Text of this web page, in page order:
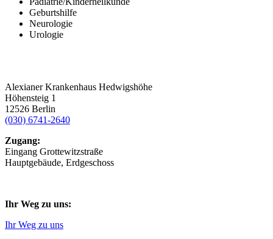
Geburtshilfe
Neurologie
Urologie
Alexianer Krankenhaus Hedwigshöhe
Höhensteig 1
12526 Berlin
(030) 6741-2640
Zugang:
Eingang Grottewitzstraße
Hauptgebäude, Erdgeschoss
Ihr Weg zu uns:
Ihr Weg zu uns